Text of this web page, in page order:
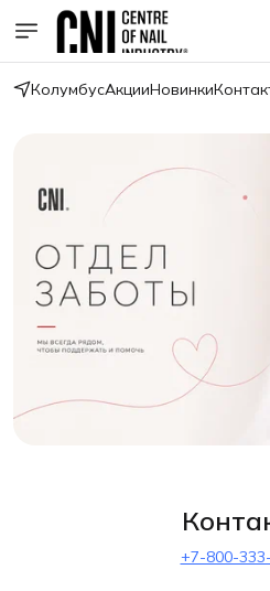
КолумбусАкцииНовинки
+7-800-